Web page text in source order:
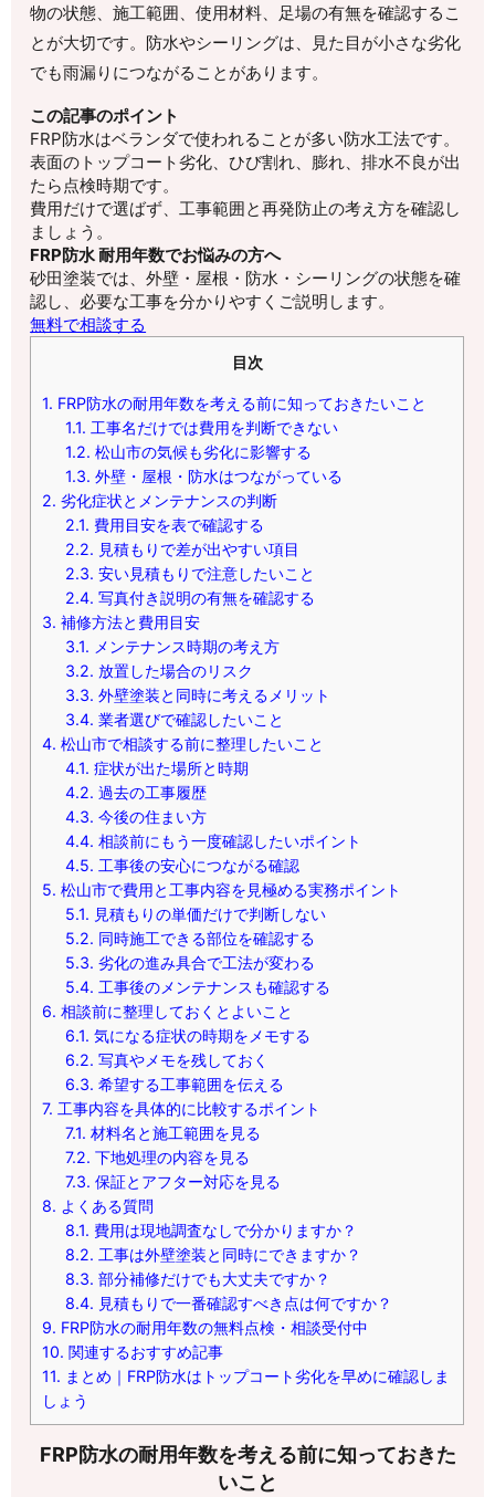
物の状態、施工範囲、使用材料、足場の有無を確認するこ
とが大切です。防水やシーリングは、見た目が小さな劣化
でも雨漏りにつながることがあります。
この記事のポイント
FRP防水はベランダで使われることが多い防水工法です。
表面のトップコート劣化、ひび割れ、膨れ、排水不良が出
たら点検時期です。
費用だけで選ばず、工事範囲と再発防止の考え方を確認し
ましょう。
FRP防水 耐用年数でお悩みの方へ
砂田塗装では、外壁・屋根・防水・シーリングの状態を確
認し、必要な工事を分かりやすくご説明します。
無料で相談する
目次
1. FRP防水の耐用年数を考える前に知っておきたいこと
1.1. 工事名だけでは費用を判断できない
1.2. 松山市の気候も劣化に影響する
1.3. 外壁・屋根・防水はつながっている
2. 劣化症状とメンテナンスの判断
2.1. 費用目安を表で確認する
2.2. 見積もりで差が出やすい項目
2.3. 安い見積もりで注意したいこと
2.4. 写真付き説明の有無を確認する
3. 補修方法と費用目安
3.1. メンテナンス時期の考え方
3.2. 放置した場合のリスク
3.3. 外壁塗装と同時に考えるメリット
3.4. 業者選びで確認したいこと
4. 松山市で相談する前に整理したいこと
4.1. 症状が出た場所と時期
4.2. 過去の工事履歴
4.3. 今後の住まい方
4.4. 相談前にもう一度確認したいポイント
4.5. 工事後の安心につながる確認
5. 松山市で費用と工事内容を見極める実務ポイント
5.1. 見積もりの単価だけで判断しない
5.2. 同時施工できる部位を確認する
5.3. 劣化の進み具合で工法が変わる
5.4. 工事後のメンテナンスも確認する
6. 相談前に整理しておくとよいこと
6.1. 気になる症状の時期をメモする
6.2. 写真やメモを残しておく
6.3. 希望する工事範囲を伝える
7. 工事内容を具体的に比較するポイント
7.1. 材料名と施工範囲を見る
7.2. 下地処理の内容を見る
7.3. 保証とアフター対応を見る
8. よくある質問
8.1. 費用は現地調査なしで分かりますか？
8.2. 工事は外壁塗装と同時にできますか？
8.3. 部分補修だけでも大丈夫ですか？
8.4. 見積もりで一番確認すべき点は何ですか？
9. FRP防水の耐用年数の無料点検・相談受付中
10. 関連するおすすめ記事
11. まとめ｜FRP防水はトップコート劣化を早めに確認しま
しょう
FRP防水の耐用年数を考える前に知っておきた
いこと